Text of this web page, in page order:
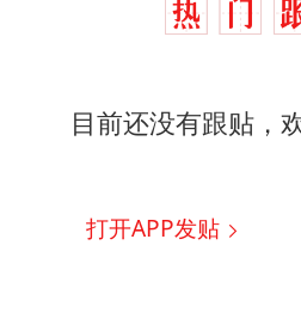
对话重庆
中国五箭
目前还没有跟贴，
打开APP发贴